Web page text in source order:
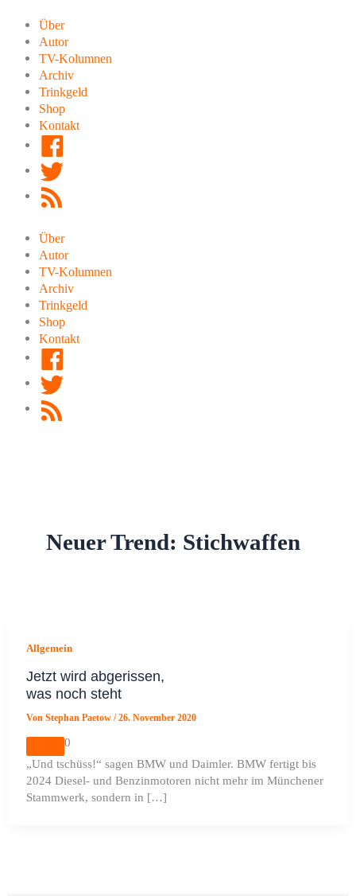
Inhalt
springen
Über
Autor
TV-Kolumnen
Archiv
Trinkgeld
Shop
Kontakt
Über
Autor
TV-Kolumnen
Archiv
Trinkgeld
Shop
Kontakt
Neuer Trend: Stichwaffen
Allgemein
Jetzt wird abgerissen,
was noch steht
VonStephan Paetow/26. November 2020
0
„Und tschüss!“ sagen BMW und Daimler. BMW fertigt bis
2024 Diesel- und Benzinmotoren nicht mehr im Münchener
Stammwerk, sondern in […]